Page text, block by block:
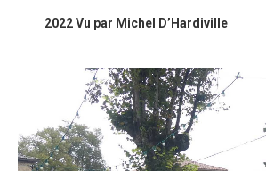
2022 Vu par Michel D’Hardiville